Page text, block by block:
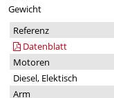
Gewicht
Referenz
Datenblatt
Motoren
Diesel, Elektisch
Arm